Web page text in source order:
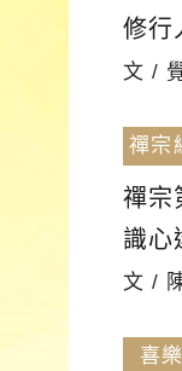
修行
文 /
禪宗
禪宗
識
文 /
喜